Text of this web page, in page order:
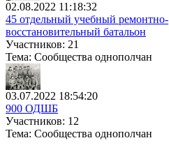
02.08.2022 11:18:32
45 отдельный учебный ремонтно-
восстановительный батальон
Участников: 21
Тема: Сообщества однополчан
03.07.2022 18:54:20
900 ОДШБ
Участников: 12
Тема: Сообщества однополчан